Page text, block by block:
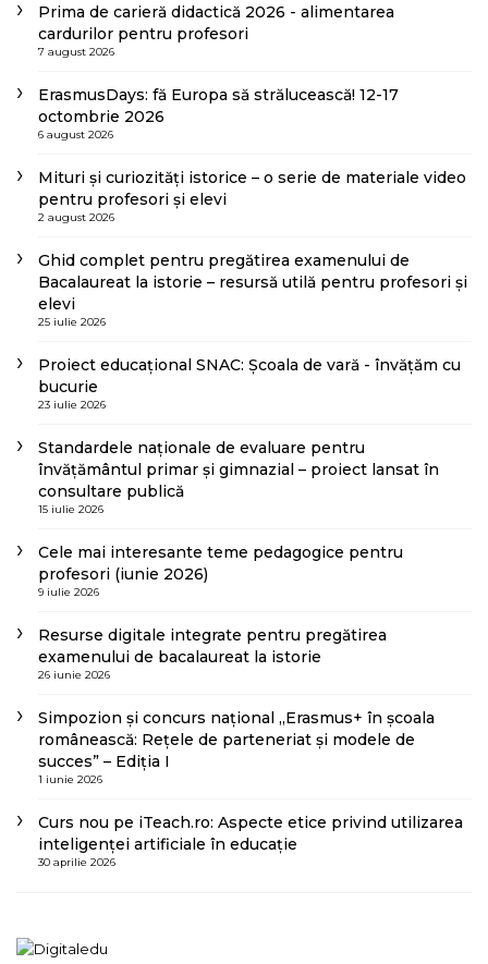
Prima de carieră didactică 2026 - alimentarea
cardurilor pentru profesori
7 august 2026
ErasmusDays: fă Europa să strălucească! 12-17
octombrie 2026
6 august 2026
Mituri și curiozități istorice – o serie de materiale video
pentru profesori și elevi
2 august 2026
Ghid complet pentru pregătirea examenului de
Bacalaureat la istorie – resursă utilă pentru profesori și
elevi
25 iulie 2026
Proiect educațional SNAC: Școala de vară - învățăm cu
bucurie
23 iulie 2026
Standardele naționale de evaluare pentru
învățământul primar și gimnazial – proiect lansat în
consultare publică
15 iulie 2026
Cele mai interesante teme pedagogice pentru
profesori (iunie 2026)
9 iulie 2026
Resurse digitale integrate pentru pregătirea
examenului de bacalaureat la istorie
26 iunie 2026
Simpozion și concurs național „Erasmus+ în școala
românească: Rețele de parteneriat și modele de
succes” – Ediția I
1 iunie 2026
Curs nou pe iTeach.ro: Aspecte etice privind utilizarea
inteligenței artificiale în educație
30 aprilie 2026